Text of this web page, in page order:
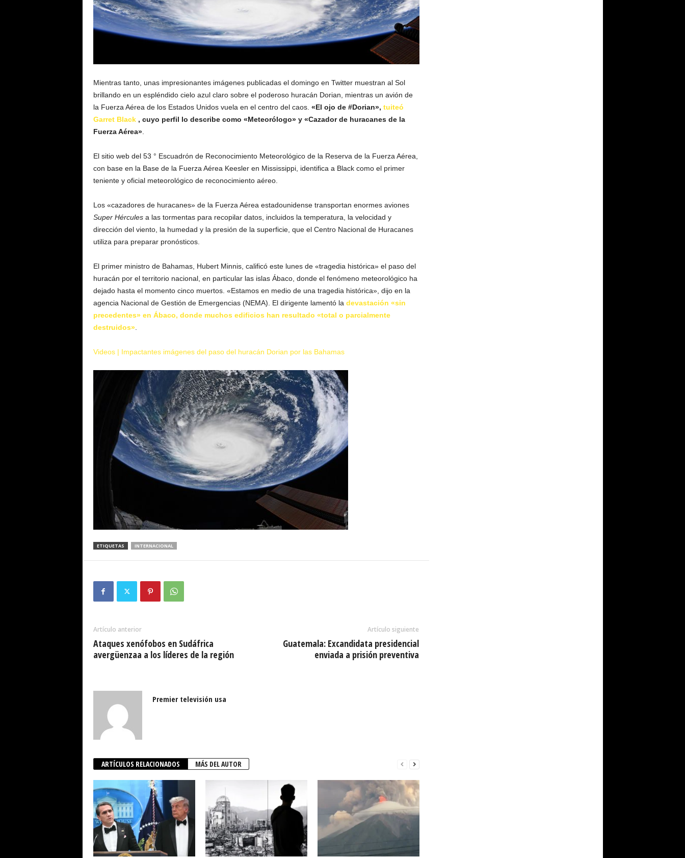
Mientras tanto, unas impresionantes imágenes publicadas el domingo en Twitter muestran al Sol
brillando en un espléndido cielo azul claro sobre el poderoso huracán Dorian, mientras un avión de
la Fuerza Aérea de los Estados Unidos vuela en el centro del caos. «El ojo de #Dorian», tuiteó
Garret Black, cuyo perfil lo describe como «Meteorólogo» y «Cazador de huracanes de la
Fuerza Aérea».
El sitio web del 53 ° Escuadrón de Reconocimiento Meteorológico de la Reserva de la Fuerza Aérea,
con base en la Base de la Fuerza Aérea Keesler en Mississippi, identifica a Black como el primer
teniente y oficial meteorológico de reconocimiento aéreo.
Los «cazadores de huracanes» de la Fuerza Aérea estadounidense transportan enormes aviones
Super Hérculesa las tormentas para recopilar datos, incluidos la temperatura, la velocidad y
dirección del viento, la humedad y la presión de la superficie, que el Centro Nacional de Huracanes
utiliza para preparar pronósticos.
El primer ministro de Bahamas, Hubert Minnis, calificó este lunes de «tragedia histórica» el paso del
huracán por el territorio nacional, en particular las islas Ábaco, donde el fenómeno meteorológico ha
dejado hasta el momento cinco muertos. «Estamos en medio de una tragedia histórica», dijo en la
agencia Nacional de Gestión de Emergencias (NEMA). El dirigente lamentó la devastación «sin
precedentes» en Ábaco, donde muchos edificios han resultado «total o parcialmente
destruidos».
Videos | Impactantes imágenes del paso del huracán Dorian por las Bahamas
ETIQUETAS INTERNACIONAL
Artículo anterior
Ataques xenófobos en Sudáfrica
avergüenzaa a los líderes de la región
Artículo siguiente
Guatemala: Excandidata presidencial
enviada a prisión preventiva
Premier televisión usa
ARTÍCULOS RELACIONADOS MÁS DEL AUTOR